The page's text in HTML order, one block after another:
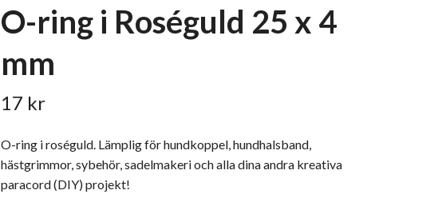
O-ring i Roséguld 25 x 4
mm
17 kr
O-ring i roséguld. Lämplig för hundkoppel, hundhalsband,
hästgrimmor, sybehör, sadelmakeri och alla dina andra kreativa
paracord (DIY) projekt!